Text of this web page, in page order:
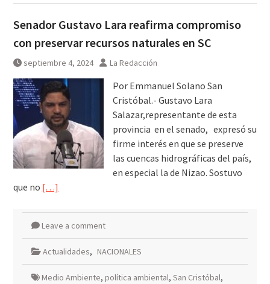
Senador Gustavo Lara reafirma compromiso
con preservar recursos naturales en SC
septiembre 4, 2024 La Redacción
Por Emmanuel Solano San
Cristóbal.- Gustavo Lara
Salazar,representante de esta
provincia en el senado, expresó su
firme interés en que se preserve
las cuencas hidrográficas del país,
en especial la de Nizao. Sostuvo
que no […]
Leave a comment
Actualidades, NACIONALES
Medio Ambiente, política ambiental, San Cristóbal,